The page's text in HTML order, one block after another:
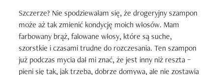
Szczerze? Nie spodziewałam się, że drogeryjny szampon
może aż tak zmienić kondycję moich włosów. Mam
farbowany brąż, falowane włosy, które są suche,
szorstkie i czasami trudne do rozczesania. Ten szampon
już podczas mycia dał mi znać, że jest inny niż reszta –
pieni się tak, jak trzeba, dobrze domywa, ale nie zostawia